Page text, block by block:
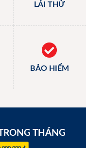
LÁI THỬ
BẢO HIỂM
THÁNG